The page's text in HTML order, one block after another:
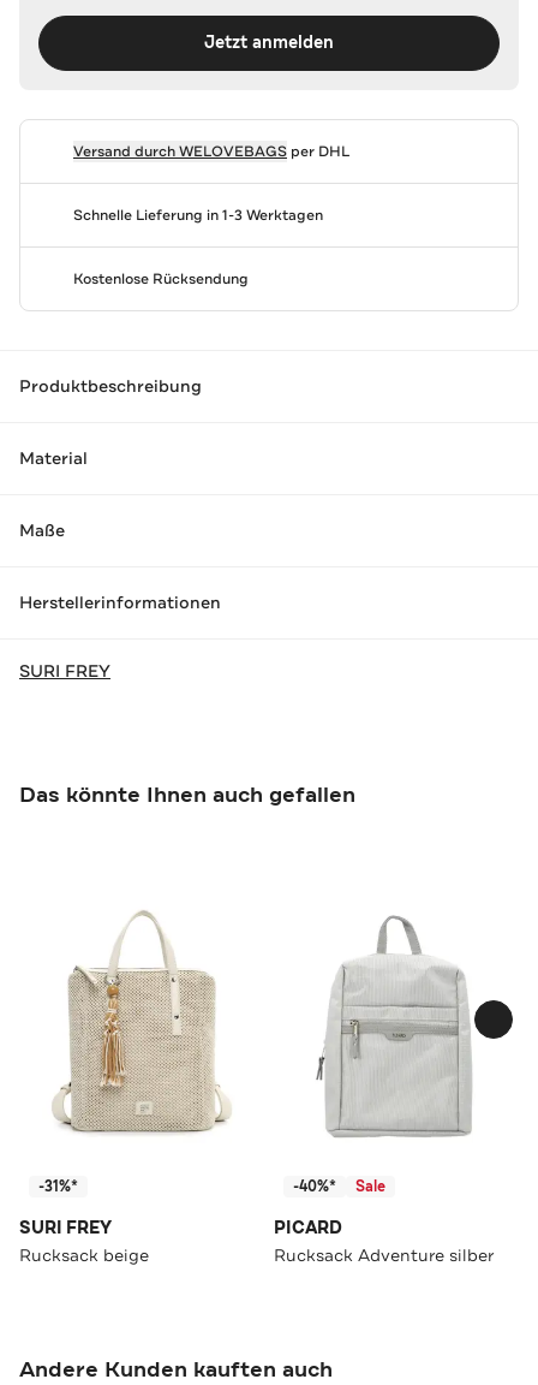
Jetzt anmelden
Versand durchWELOVEBAGSper DHL
Schnelle Lieferung in 1-3 Werktagen
Kostenlose Rücksendung
Produktbeschreibung
Material
Maße
Herstellerinformationen
SURI FREY
Das könnte Ihnen auch gefallen
-31%*
SURI FREY
Rucksack beige
-40%* Sale
PICARD
Rucksack Adventure silber
Andere Kunden kauften auch